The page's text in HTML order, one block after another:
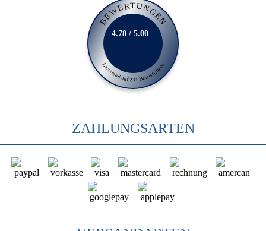
BEWERTUNGEN
Basierend auf 231 Bewertungen
4.78 / 5.00
ZAHLUNGSARTEN